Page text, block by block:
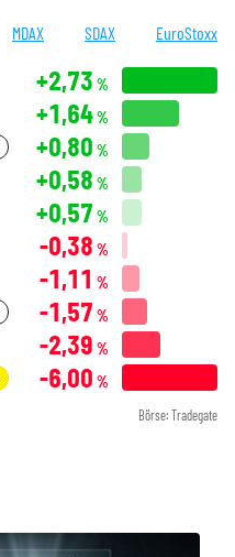
MDAX SDAX EuroStoxx
+2,73 %
+1,64%
+0,80 %
+0,58 %
+0,57 %
-0,38 %
-1,11 %
-1,57 %
-2,39 %
-6,00 %
Börse: Tradegate